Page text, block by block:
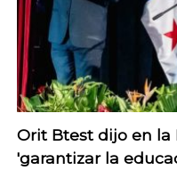
Orit Btest dijo en la
'garantizar la